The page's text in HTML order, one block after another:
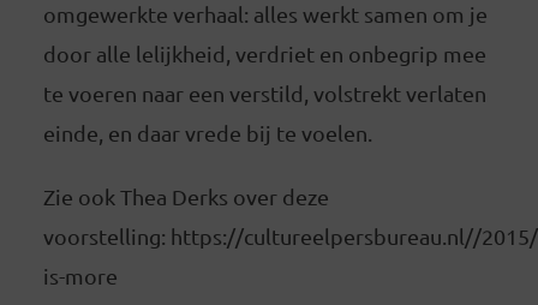
omgewerkte verhaal: alles werkt samen om je
door alle lelijkheid, verdriet en onbegrip mee
te voeren naar een verstild, volstrekt verlaten
einde, en daar vrede bij te voelen.
Zie ook Thea Derks over deze
voorstelling: https://cultureelpersbureau.nl//
is-more